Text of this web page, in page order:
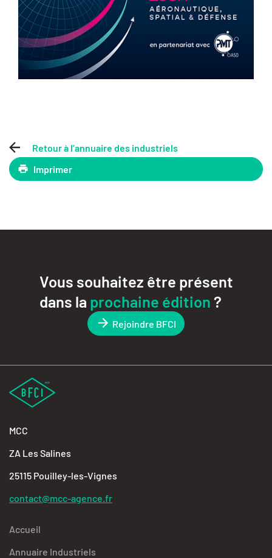
Retour à l’annuaire des industriels
Imprimer
Vous souhaitez être présent
dans la prochaine édition?
Rejoindre BFCI
MCC
ZA Les Salines
25115 Pouilley-les-Vignes
contact@mcc-agence.fr
Accueil
Annuaire Industriels